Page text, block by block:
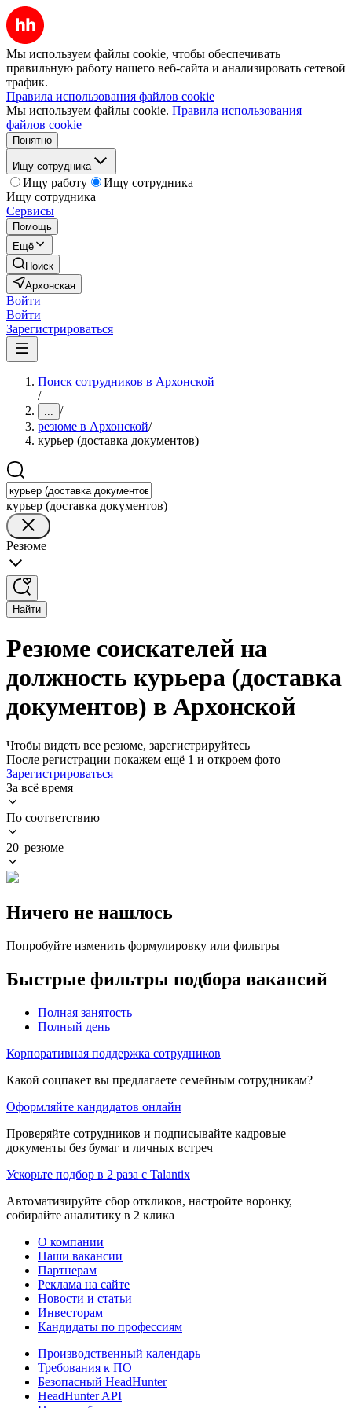
Мы используем файлы cookie, чтобы обеспечивать
правильную работу нашего веб-сайта и анализировать сетевой
трафик.
Правила использования файлов cookie
Мы используем файлы cookie. Правила использования
файлов cookie
Понятно
Ищу сотрудника
Ищу работу
Ищу сотрудника
Ищу сотрудника
Сервисы
Помощь
Ещё
Поиск
Архонская
Войти
Войти
Зарегистрироваться
Поиск сотрудников в Архонской
/
... /
резюме в Архонской/
курьер (доставка документов)
курьер (доставка документов)
Резюме
Найти
Резюме соискателей на
должность курьера (доставка
документов) в Архонской
Чтобы видеть все резюме, зарегистрируйтесь
После регистрации покажем ещё 1 и откроем фото
Зарегистрироваться
За всё время
По соответствию
20 резюме
Ничего не нашлось
Попробуйте изменить формулировку или фильтры
Быстрые фильтры подбора вакансий
Полная занятость
Полный день
Корпоративная поддержка сотрудников
Какой соцпакет вы предлагаете семейным сотрудникам?
Оформляйте кандидатов онлайн
Проверяйте сотрудников и подписывайте кадровые
документы без бумаг и личных встреч
Ускорьте подбор в 2 раза с Talantix
Автоматизируйте сбор откликов, настройте воронку,
собирайте аналитику в 2 клика
О компании
Наши вакансии
Партнерам
Реклама на сайте
Новости и статьи
Инвесторам
Кандидаты по профессиям
Производственный календарь
Требования к ПО
Безопасный HeadHunter
HeadHunter API